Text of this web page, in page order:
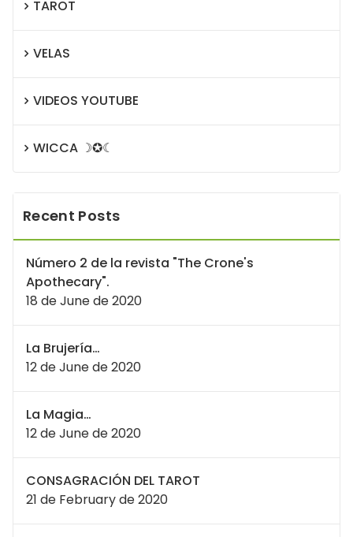
TAROT
VELAS
VIDEOS YOUTUBE
WICCA ☽✪☾
Recent Posts
Número 2 de la revista "The Crone's
Apothecary".
18 de June de 2020
La Brujería…
12 de June de 2020
La Magia…
12 de June de 2020
CONSAGRACIÓN DEL TAROT
21 de February de 2020